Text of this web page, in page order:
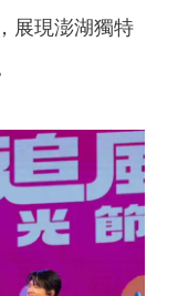
展現澎湖獨特